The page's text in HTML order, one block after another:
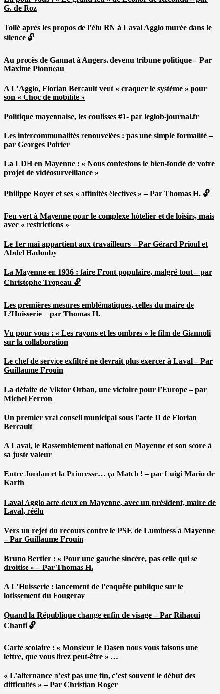
G. de Roz
Tollé après les propos de l’élu RN à Laval Agglo murée dans le
silence 🔓
Au procès de Gannat à Angers, devenu tribune politique – Par
Maxime Pionneau
A L’Agglo, Florian Bercault veut « craquer le système » pour
son « Choc de mobilité »
Politique mayennaise, les coulisses #1- par leglob-journal.fr
Les intercommunalités renouvelées : pas une simple formalité –
par Georges Poirier
La LDH en Mayenne : « Nous contestons le bien-fondé de votre
projet de vidéosurveillance »
Philippe Royer et ses « affinités électives » – Par Thomas H. 🔓
Feu vert à Mayenne pour le complexe hôtelier et de loisirs, mais
avec « restrictions »
Le 1er mai appartient aux travailleurs – Par Gérard Prioul et
Abdel Hadouby
La Mayenne en 1936 : faire Front populaire, malgré tout – par
Christophe Tropeau 🔓
Les premières mesures emblématiques, celles du maire de
L’Huisserie – par Thomas H.
Vu pour vous : « Les rayons et les ombres » le film de Giannoli
sur la collaboration
Le chef de service exfiltré ne devrait plus exercer à Laval – Par
Guillaume Frouin
La défaite de Viktor Orban, une victoire pour l’Europe – par
Michel Ferron
Un premier vrai conseil municipal sous l’acte II de Florian
Bercault
A Laval, le Rassemblement national en Mayenne et son score à
sa juste valeur
Entre Jordan et la Princesse… ça Match ! – par Luigi Mario de
Karth
Laval Agglo acte deux en Mayenne, avec un président, maire de
Laval, réélu
Vers un rejet du recours contre le PSE de Luminess à Mayenne
– Par Guillaume Frouin
Bruno Bertier : « Pour une gauche sincère, pas celle qui se
droitise » – Par Thomas H.
A L’Huisserie : lancement de l’enquête publique sur le
lotissement du Fougeray
Quand la République change enfin de visage – Par Rihaoui
Chanfi 🔓
Carte scolaire : « Monsieur le Dasen nous vous faisons une
lettre, que vous lirez peut-être » …
« L’alternance n’est pas une fin, c’est souvent le début des
difficultés » – Par Christian Roger